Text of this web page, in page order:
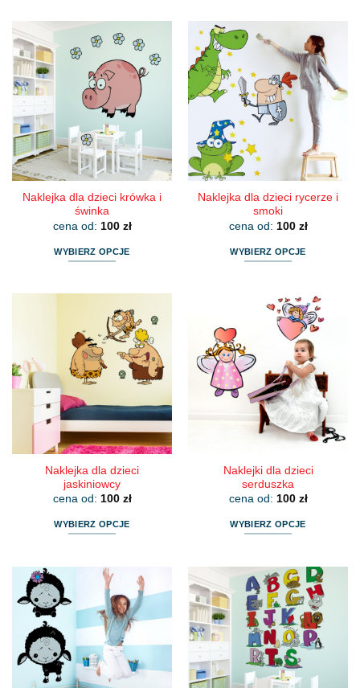
wiele
wariantów.
Opcje
można
wybrać
na
stronie
produktu
wiele
wariantów.
Opcje
można
wybrać
produktu
Naklejka dla dzieci krówka i
świnka
cena od: 100 zł
WYBIERZ OPCJE
wiele
wariantów.
Opcje
można
wybrać
na
stronie
produktu
Naklejka dla dzieci rycerze i
smoki
cena od: 100 zł
WYBIERZ OPCJE
ma
wiele
wariantów.
Opcje
można
wybrać
na
stronie
produktu
Naklejka dla dzieci
jaskiniowcy
cena od: 100 zł
WYBIERZ OPCJE
ma
wiele
wariantów.
Opcje
można
wybrać
na
Naklejki dla dzieci
serduszka
cena od: 100 zł
WYBIERZ OPCJE
ma
wiele
wariantów.
Opcje
można
wybrać
na